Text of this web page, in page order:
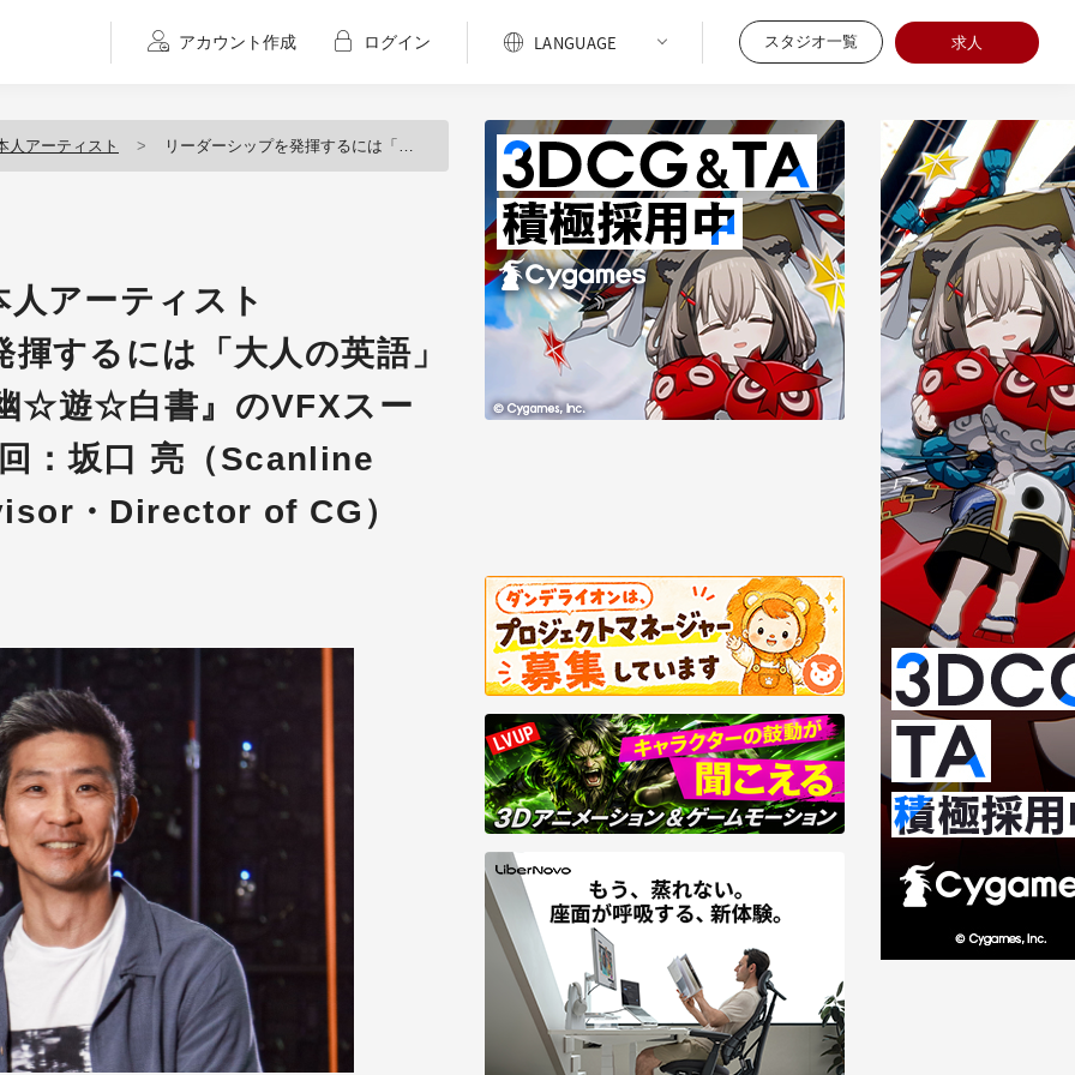
アカウント作成 ログイン スタジオ一覧 求人
人アーティスト リーダーシップを発揮するには「大人の英語」がカギ、Netflix『幽☆遊☆白書』のVFXスーパーバイザー 第91回：坂口 亮（Scanline VFX / VFX Supervisor・Director of CG）
アーティスト
するには「大人の英語」
☆遊☆白書』のVFXスー
：坂口 亮（Scanline
・Director of CG）